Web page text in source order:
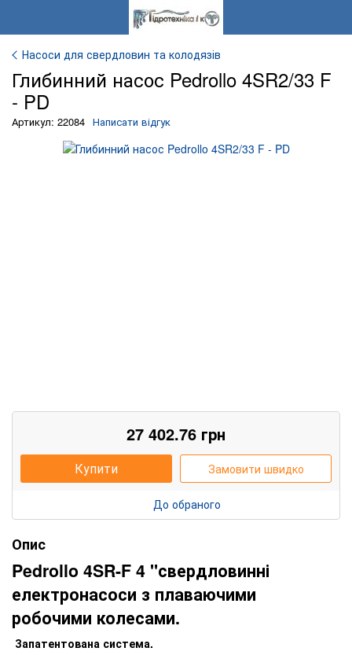
Насоси для свердловин та колодязів
Глибинний насос Pedrollo 4SR2/33 F
- PD
Артикул: 22084 Написати відгук
27 402.76 грн
Купити Замовити швидко
До обраного
Опис
Pedrollo 4SR-F 4 "свердловинні
електронасоси з плаваючими
робочими колесами.
Запатентована система.